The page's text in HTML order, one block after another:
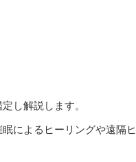
し解説します。
によるヒーリングや遠隔